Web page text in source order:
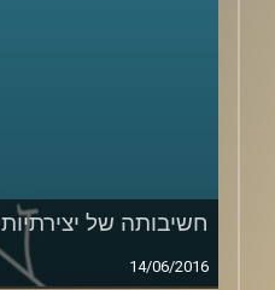
חשיבותה של יצירתיות
14/06/2016